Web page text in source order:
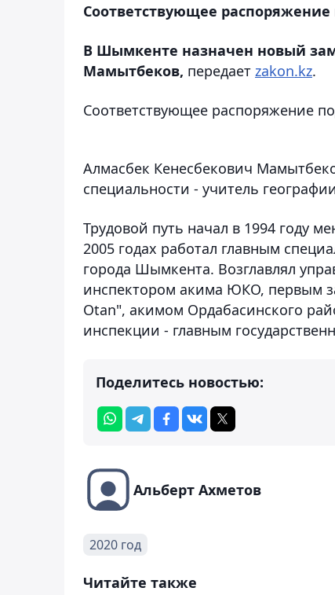
Соответствующее
В Шымкенте назначен новый
Мамытбеков, передает zakon.kz.
Соответствующее распоряжение
Алмасбек Кенесбекович
специальности - учитель
Трудовой путь начал в 1994 году
2005 годах работал главным
города Шымкента. Возглавлял
инспектором акима ЮКО, первым
Otan", акимом Ордабасинского
инспекции - главным
Поделитесь новостью:
Альберт Ахметов
2020 год
Читайте также